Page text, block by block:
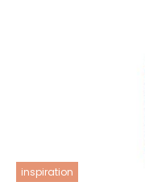
inspiration